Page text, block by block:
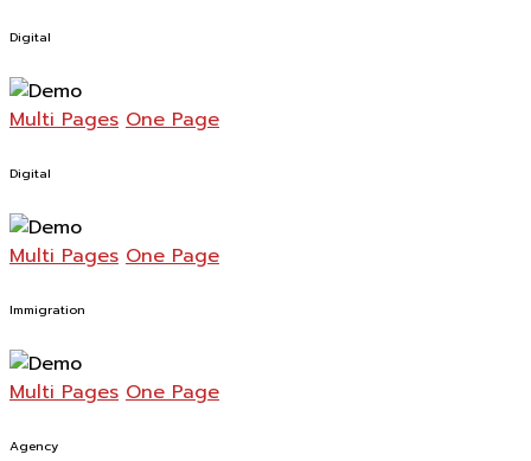
Digital
Multi Pages One Page
Digital
Multi Pages One Page
Immigration
Multi Pages One Page
Agency